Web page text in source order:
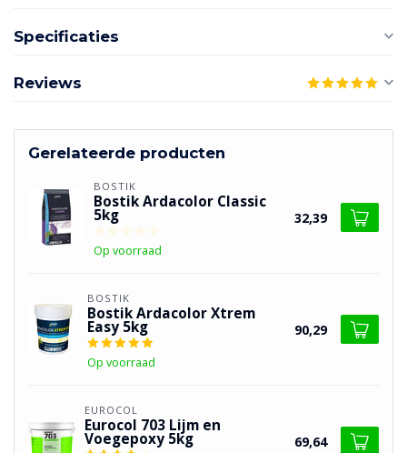
Specificaties
Reviews
Gerelateerde producten
BOSTIK
Bostik Ardacolor Classic
5kg
Op voorraad
32,39
BOSTIK
Bostik Ardacolor Xtrem
Easy 5kg
Op voorraad
90,29
EUROCOL
Eurocol 703 Lijm en
Voegepoxy 5kg 69,64